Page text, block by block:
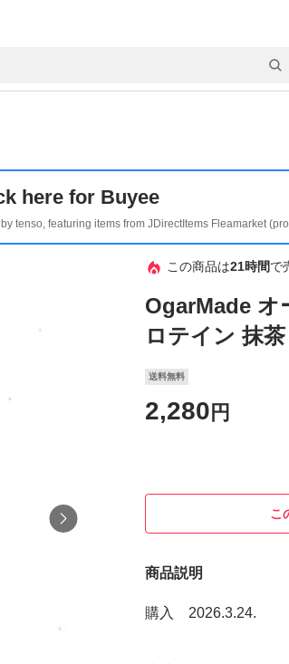
here for Buyee
tenso, featuring items from JDirectItems Fleamarket
この商品は21時間で
OgarMade
ロテイン 抹
送料無料
2,280 円
こ
商品説明
購入 2026.3.24.